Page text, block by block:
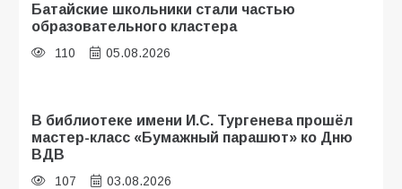
Батайские школьники стали частью
образовательного кластера
110 05.08.2026
В библиотеке имени И.С. Тургенева прошёл
мастер-класс «Бумажный парашют» ко Дню
ВДВ
107 03.08.2026